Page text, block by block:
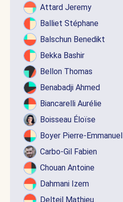
Attard Jeremy
Balliet Stéphane
Balschun Benedikt
Bekka Bashir
Bellon Thomas
Benabadji Ahmed
Biancarelli Aurélie
Boisseau Éloïse
Boyer Pierre-Emmanuel
Carbo-Gil Fabien
Chouan Antoine
Dahmani Izem
Delteil Mathieu